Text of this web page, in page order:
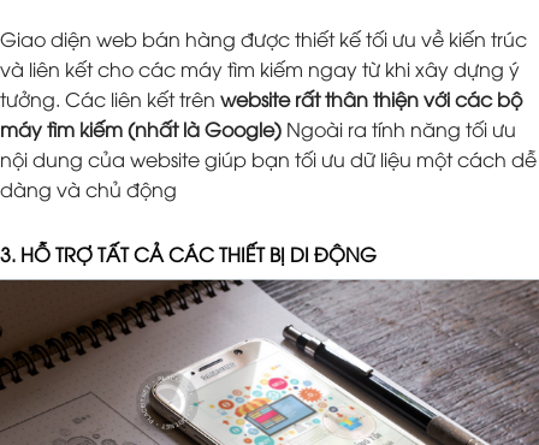
Giao diện web bán hàng được thiết kế tối ưu về kiến trúc
và liên kết cho các máy tìm kiếm ngay từ khi xây dựng ý
tưởng. Các liên kết trên website rất thân thiện với các bộ
máy tìm kiếm (nhất là Google) Ngoài ra tính năng tối ưu
nội dung của website giúp bạn tối ưu dữ liệu một cách dễ
dàng và chủ động
3. HỖ TRỢ TẤT CẢ CÁC THIẾT BỊ DI ĐỘNG